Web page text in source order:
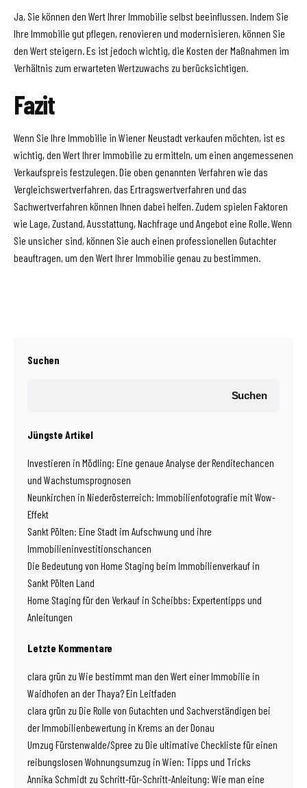
Ja, Sie können den Wert Ihrer Immobilie selbst beeinflussen. Indem Sie
Ihre Immobilie gut pflegen, renovieren und modernisieren, können Sie
den Wert steigern. Es ist jedoch wichtig, die Kosten der Maßnahmen im
Verhältnis zum erwarteten Wertzuwachs zu berücksichtigen.
Fazit
Wenn Sie Ihre Immobilie in Wiener Neustadt verkaufen möchten, ist es
wichtig, den Wert Ihrer Immobilie zu ermitteln, um einen angemessenen
Verkaufspreis festzulegen. Die oben genannten Verfahren wie das
Vergleichswertverfahren, das Ertragswertverfahren und das
Sachwertverfahren können Ihnen dabei helfen. Zudem spielen Faktoren
wie Lage, Zustand, Ausstattung, Nachfrage und Angebot eine Rolle. Wenn
Sie unsicher sind, können Sie auch einen professionellen Gutachter
beauftragen, um den Wert Ihrer Immobilie genau zu bestimmen.
Suchen
Suchen
Jüngste Artikel
Investieren in Mödling: Eine genaue Analyse der Renditechancen
und Wachstumsprognosen
Neunkirchen in Niederösterreich: Immobilienfotografie mit Wow-
Effekt
Sankt Pölten: Eine Stadt im Aufschwung und ihre
Immobilieninvestitionschancen
Die Bedeutung von Home Staging beim Immobilienverkauf in
Sankt Pölten Land
Home Staging für den Verkauf in Scheibbs: Expertentipps und
Anleitungen
Letzte Kommentare
clara grün zu Wie bestimmt man den Wert einer Immobilie in
Waidhofen an der Thaya? Ein Leitfaden
clara grün zu Die Rolle von Gutachten und Sachverständigen bei
der Immobilienbewertung in Krems an der Donau
Umzug Fürstenwalde/Spree zu Die ultimative Checkliste für einen
reibungslosen Wohnungsumzug in Wien: Tipps und Tricks
Annika Schmidt zu Schritt-für-Schritt-Anleitung: Wie man eine